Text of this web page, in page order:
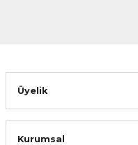
Üyelik
Kurumsal